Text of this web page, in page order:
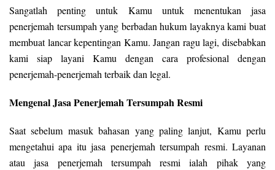
Sangatlah penting untuk Kamu untuk menentukan jasa
penerjemah tersumpah yang berbadan hukum layaknya kami buat
membuat lancar kepentingan Kamu. Jangan ragu lagi, disebabkan
kami siap layani Kamu dengan cara profesional dengan
penerjemah-penerjemah terbaik dan legal.
Mengenal Jasa Penerjemah Tersumpah Resmi
Saat sebelum masuk bahasan yang paling lanjut, Kamu perlu
mengetahui apa itu jasa penerjemah tersumpah resmi. Layanan
atau jasa penerjemah tersumpah resmi ialah pihak yang